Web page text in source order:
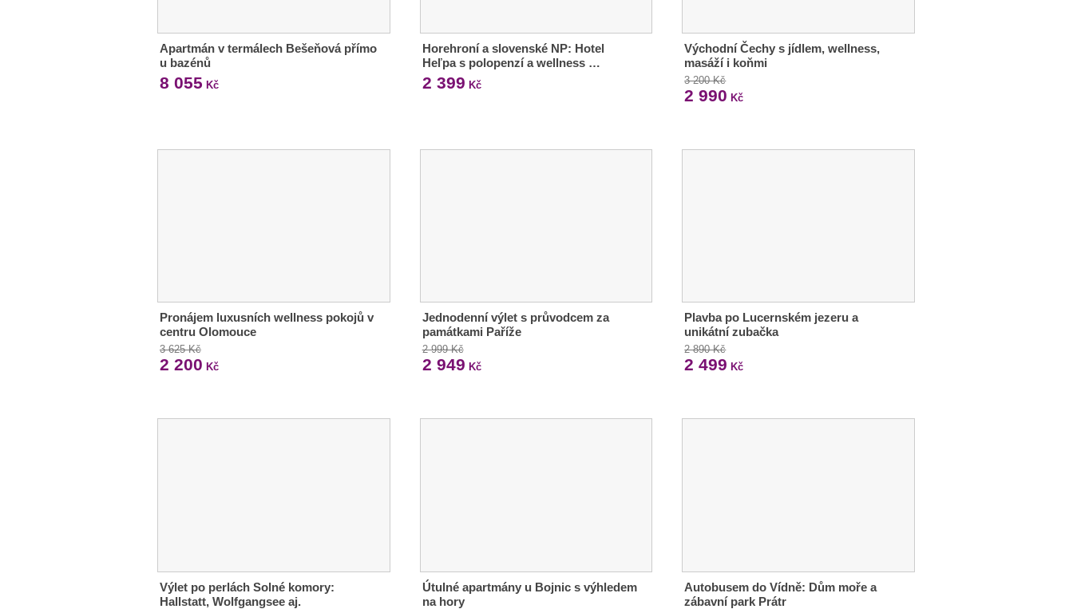
Apartmán v termálech Bešeňová přímo
u bazénů
8 055 Kč
Horehroní a slovenské NP: Hotel
Heľpa s polopenzí a wellness …
2 399 Kč
Východní Čechy s jídlem, wellness,
masáží i koňmi
3 200 Kč
2 990 Kč
Pronájem luxusních wellness pokojů v
centru Olomouce
3 625 Kč
2 200 Kč
Jednodenní výlet s průvodcem za
památkami Paříže
2 999 Kč
2 949 Kč
Plavba po Lucernském jezeru a
unikátní zubačka
2 890 Kč
2 499 Kč
Výlet po perlách Solné komory:
Hallstatt, Wolfgangsee aj.
Útulné apartmány u Bojnic s výhledem
na hory
Autobusem do Vídně: Dům moře a
zábavní park Prátr